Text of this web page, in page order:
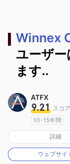
Winnex
ユーザ
ます..
ATFX
9.21 スコア
10-15年間
オーストラ
MT4フルライ
詳細
ウェブサイ